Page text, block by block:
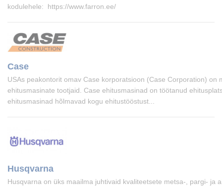
kodulehele: https://www.farron.ee/
Case
USAs peakontorit omav Case korporatsioon (Case Corporation) on
ehitusmasinate tootjaid. Case ehitusmasinad on töötanud
ehitusmasinad hõlmavad kogu ehitustööstust...
Husqvarna
Husqvarna on üks maailma juhtivaid kvaliteetsete metsa-, pargi- ja